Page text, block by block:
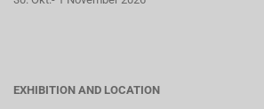
EXHIBITION AND LOCATION